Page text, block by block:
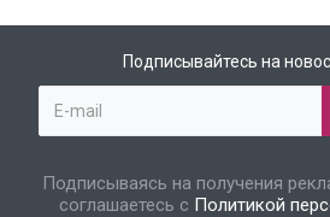
Подписывайтесь на
Подписываясь на получения
соглашаетесь с Политикой